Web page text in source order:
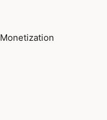
Monetization